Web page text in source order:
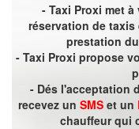
- Taxi Proxi met
réservation de taxis
prestation
- Taxi Proxi propose
- Dés l'acceptation
recevez un SMSet un
chauffeur qui